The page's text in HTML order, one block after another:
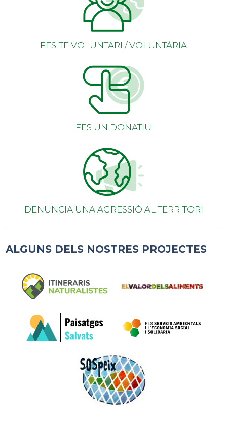
FES-TE VOLUNTARI / VOLUNTÀRIA
FES UN DONATIU
DENUNCIA UNA AGRESSIÓ AL TERRITORI
ALGUNS DELS NOSTRES PROJECTES